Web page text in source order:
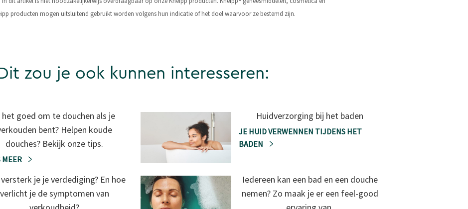
producten mogen uitsluitend gebruikt worden volgens hun indicatie of het doel waarvoor ze bestemd zijn.
Dit zou je ook kunnen interesseren:
het goed om te douchen als je
bent? Helpen koude
douches? Bekijk onze tips.
MEER
Huidverzorging bij het baden
JE HUID VERWENNEN TIJDENS HET
BADEN
je je verdediging? En hoe
verlicht je de symptomen van
Iedereen kan een bad en een douche
nemen? Zo maak je er een feel-good